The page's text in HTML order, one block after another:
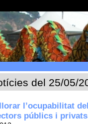
del 25/05/
l’ocupabilitat
públics i